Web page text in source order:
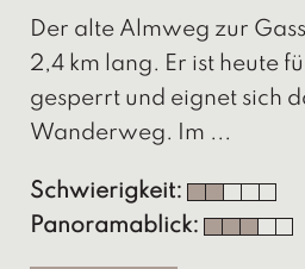
Der alte Almweg zur
2,4 km lang. Er ist heute
gesperrt und eignet sich
Wanderweg. Im ...
Schwierigkeit:
Panoramablick: